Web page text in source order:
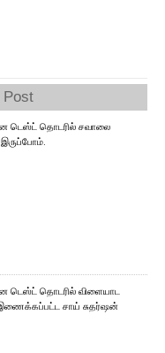
Post
டெஸ்ட் தொடரில் சவாலை
டெஸ்ட் தொடரில் விளையாட
இணைக்கப்பட்ட சாய் சுதர்ஷன்